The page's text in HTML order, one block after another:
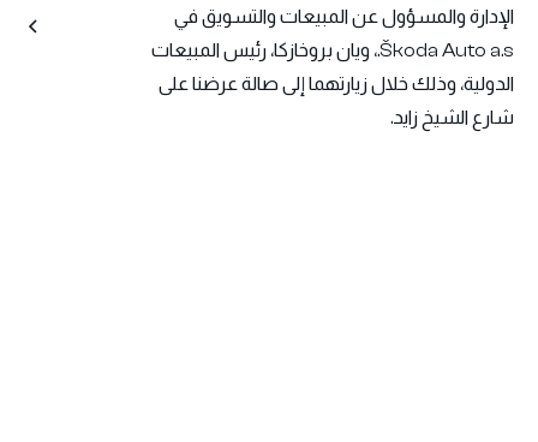
الإدارة والمسؤول عن المبيعات والتسويق في
Škoda Auto a.s.، ويان بروخازكا، رئيس المبيعات
الدولية، وذلك خلال زيارتهما إلى صالة عرضنا على
شارع الشيخ زايد.